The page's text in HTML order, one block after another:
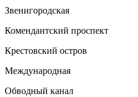
Звенигородская
Комендантский проспект
Крестовский остров
Международная
Обводный канал